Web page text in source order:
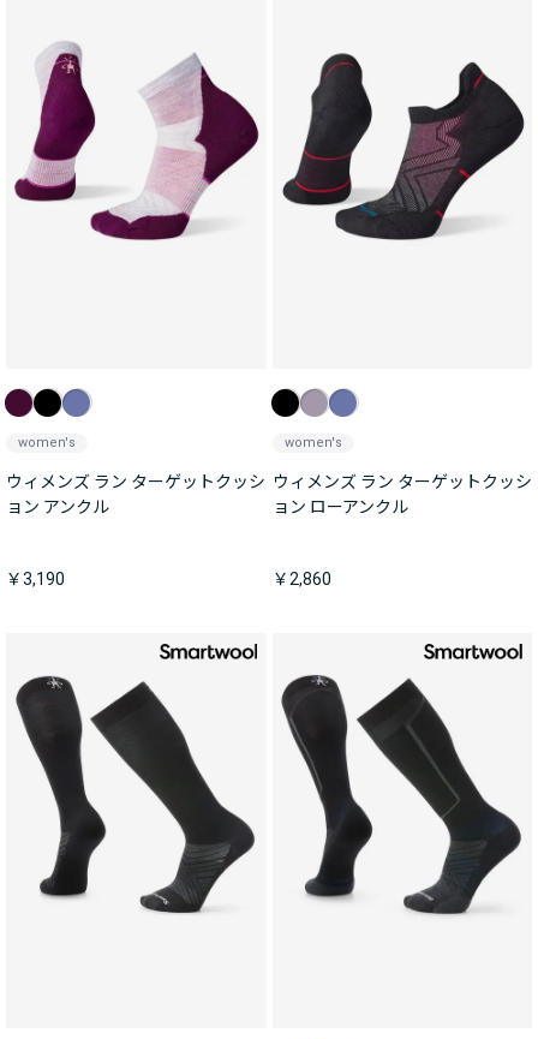
women's
ウィメンズ ラン ターゲットクッシ
ョン アンクル
￥3,190
women's
ウィメンズ ラン ターゲットクッシ
ョン ローアンクル
￥2,860